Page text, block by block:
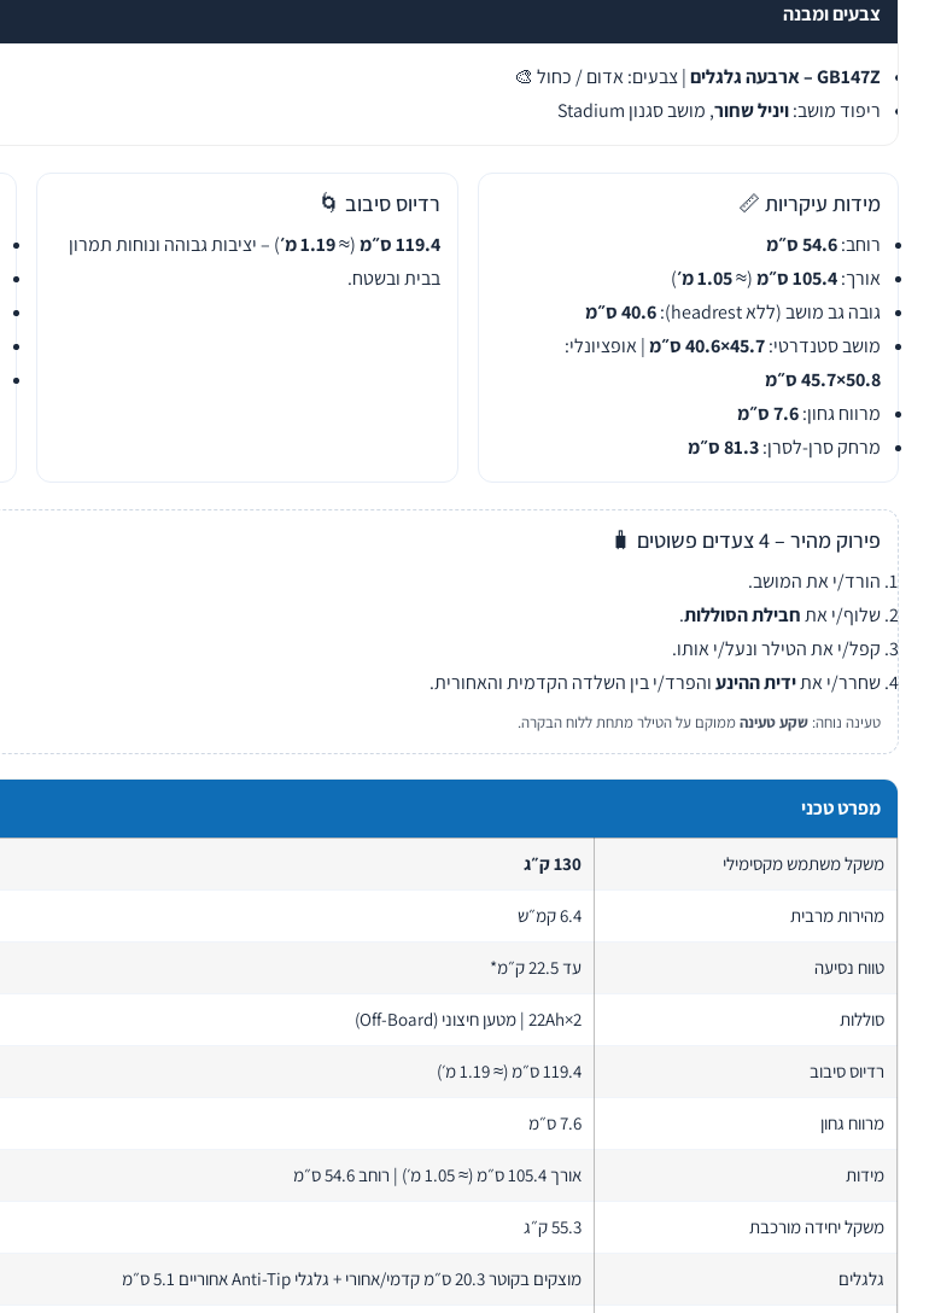
צבעים ומבנה
GB147Z – ארבעה גלגלים
| צבעים: אדום / כחול 🎨
ריפוד מושב:ויניל שחור, מושב סגנון Stadium
מידות עיקריות 📏
רוחב:54.6 ס״מ
אורך:105.4 ס״מ (≈1.05 מ׳
)
גובה גב מושב (ללא headrest):
40.6 ס״מ
מושב סטנדרטי:45.7×40.6 ס״מ
| אופציונלי:
50.8×45.7 ס״מ
מרווח גחון:7.6 ס״מ
מרחק סרן-לסרן:81.3 ס״מ
רדיוס סיבוב 🌀
119.4 ס״מ (≈1.19 מ׳
) – יציבות גבוהה ונוחות תמרון
בבית ובשטח.
פירוק מהיר – 4 צעדים פשוטים 🧳
הורד/י את המושב.
שלוף/י אתחבילת הסוללות.
קפל/י את הטילר ונעל/י אותו.
שחרר/י אתידית ההינעוהפרד/י בין השלדה הקדמית והאחורית.
טעינה נוחה: שקע טעינהממוקם על הטילר מתחת ללוח הבקרה.
מפרט טכני
משקל משתמש מקסימילי 130 ק״ג
מהירות מרבית 6.4 קמ״ש
טווח נסיעה עד 22.5 ק״מ*
סוללות 2×22Ah | מטען חיצוני (Off-Board)
רדיוס סיבוב 119.4 ס״מ (≈ 1.19 מ׳)
מרווח גחון 7.6 ס״מ
מידות אורך 105.4 ס״מ (≈ 1.05 מ׳) | רוחב 54.6 ס״מ
משקל יחידה מורכבת 55.3 ק״ג
גלגלים מוצקים בקוטר 20.3 ס״מ קדמי/אחורי + גלגלי Anti-Tip אחוריים 5.1 ס״מ